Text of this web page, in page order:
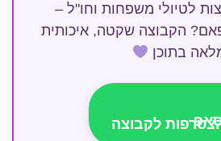
לטיולי משפחות וחו"ל –
הקבוצה שקטה, איכותית
בתוכן
לקבוצה